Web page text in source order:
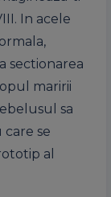
In acele
sectionarea
maririi
sa
se
al